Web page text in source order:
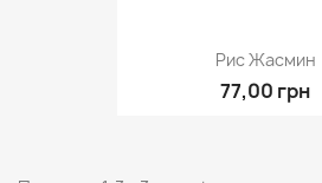
Рис Жасмин
77,00 грн